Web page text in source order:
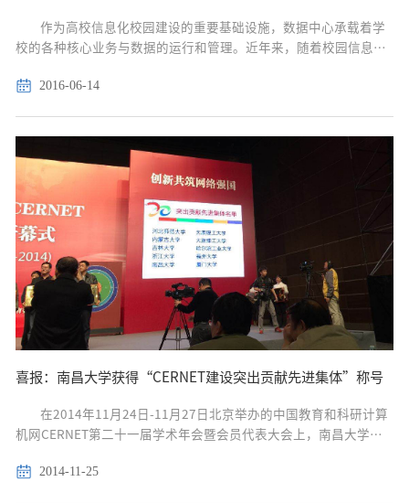
作为高校信息化校园建设的重要基础设施，数据中心承载着学
校的各种核心业务与数据的运行和管理。近年来，随着校园信息化
务呈多元化发展趋势，校园数据中心进入了一个高速发展时期。...
2016-06-14
喜报：南昌大学获得“CERNET建设突出贡献先进集体”称号
在2014年11月24日-11月27日北京举办的中国教育和科研计算
机网CERNET第二十一届学术年会暨会员代表大会上，南昌大学被
号 颁奖现场 南昌大学1995年接入CERNET，...
2014-11-25